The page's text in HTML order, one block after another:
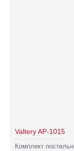
Valtery AP-1015
Комплект